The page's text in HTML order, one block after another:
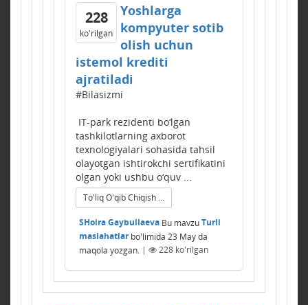
228
ko'rilgan
Yoshlarga
kompyuter sotib
olish uchun
istemol krediti
ajratiladi
#Bilasizmi
IT-park rezidenti bo‘lgan
tashkilotlarning axborot
texnologiyalari sohasida tahsil
olayotgan ishtirokchi sertifikatini
olgan yoki ushbu o‘quv ...
To'liq O'qib Chiqish ...
SHoira Gaybullaeva Bu mavzuTurli
maslahatlarbo'limida 23 Mayda
maqola yozgan. | 228 ko'rilgan